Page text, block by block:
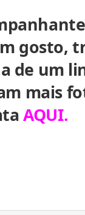
gosto,
de um
mais
AQUI.